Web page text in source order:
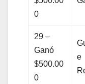
0
29 –
Ganó
$500.00
0
e